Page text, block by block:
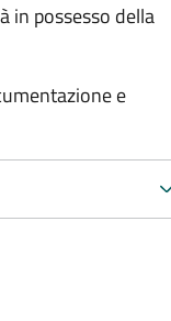
in possesso della
e